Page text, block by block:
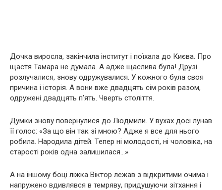
Дочка виросла, закінчила інститут і поїхала до Києва. Про
щастя Тамара не думала. А адже щаслива була! Друзі
розлучалися, знову одружувалися. У кожного була своя
причина і історія. А вони вже двадцять сім років разом,
одружені двадцять п’ять. Чверть століття.
Думки знову повернулися до Людмили. У вухах досі лунав
її голос: «За що він так зі мною? Адже я все для нього
робила. Народила дітей. Тепер ні молодості, ні чоловіка, на
старості років одна залишилася…»
А на іншому боці ліжка Віктор лежав з відкритими очима і
напружено вдивлявся в темряву, придушуючи зітхання і